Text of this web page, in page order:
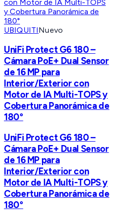
UBIQUITINuevo
UniFi Protect G6 180 –
Cámara PoE+ Dual Sensor
de 16 MP para
Interior/Exterior con
Motor de IA Multi-TOPS y
Cobertura Panorámica de
180°
UniFi Protect G6 180 –
Cámara PoE+ Dual Sensor
de 16 MP para
Interior/Exterior con
Motor de IA Multi-TOPS y
Cobertura Panorámica de
180°